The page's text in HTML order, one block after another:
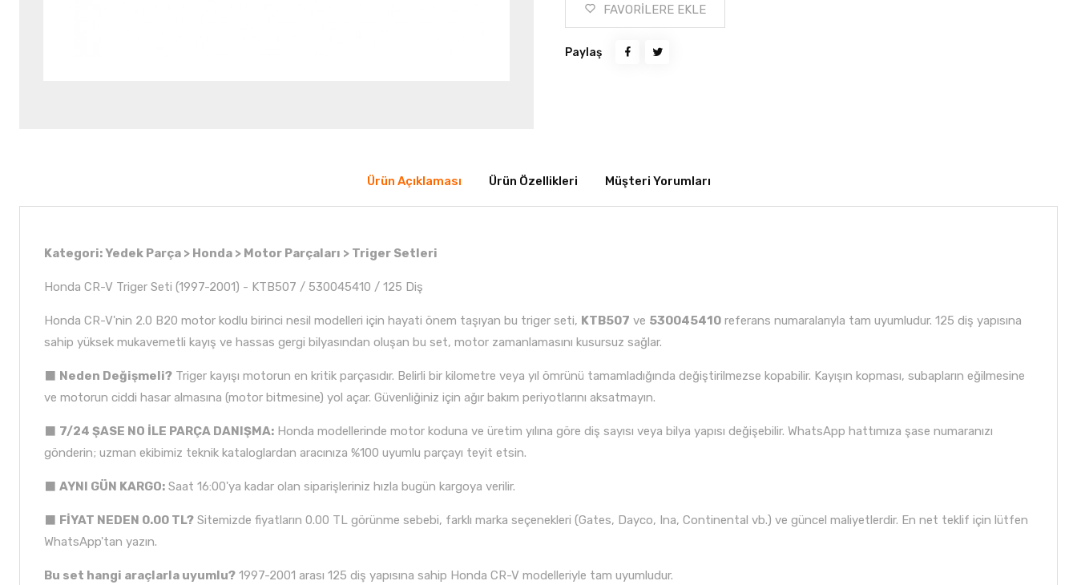
FAVORİLERE EKLE
Paylaş
Ürün Açıklaması Ürün Özellikleri Müşteri Yorumları
Kategori: Yedek Parça > Honda > Motor Parçaları > Triger Setleri
Honda CR-V Triger Seti (1997-2001) - KTB507 / 530045410 / 125 Diş
Honda CR-V'nin 2.0 B20 motor kodlu birinci nesil modelleri için hayati önem taşıyan bu triger seti, KTB507 ve 530045410 referans numaralarıyla tam uyumludur. 125 diş yapısına
sahip yüksek mukavemetli kayış ve hassas gergi bilyasından oluşan bu set, motor zamanlamasını kusursuz sağlar.
Neden Değişmeli? Triger kayışı motorun en kritik parçasıdır. Belirli bir kilometre veya yıl ömrünü tamamladığında değiştirilmezse kopabilir. Kayışın kopması, subapların eğilmesine
ve motorun ciddi hasar almasına (motor bitmesine) yol açar. Güvenliğiniz için ağır bakım periyotlarını aksatmayın.
7/24 ŞASE NO İLE PARÇA DANIŞMA: Honda modellerinde motor koduna ve üretim yılına göre diş sayısı veya bilya yapısı değişebilir. WhatsApp hattımıza şase numaranızı
gönderin; uzman ekibimiz teknik kataloglardan aracınıza %100 uyumlu parçayı teyit etsin.
AYNI GÜN KARGO: Saat 16:00'ya kadar olan siparişleriniz hızla bugün kargoya verilir.
FİYAT NEDEN 0.00 TL? Sitemizde fiyatların 0.00 TL görünme sebebi, farklı marka seçenekleri (Gates, Dayco, Ina, Continental vb.) ve güncel maliyetlerdir. En net teklif için lütfen
WhatsApp'tan yazın.
Bu set hangi araçlarla uyumlu? 1997-2001 arası 125 diş yapısına sahip Honda CR-V modelleriyle tam uyumludur.